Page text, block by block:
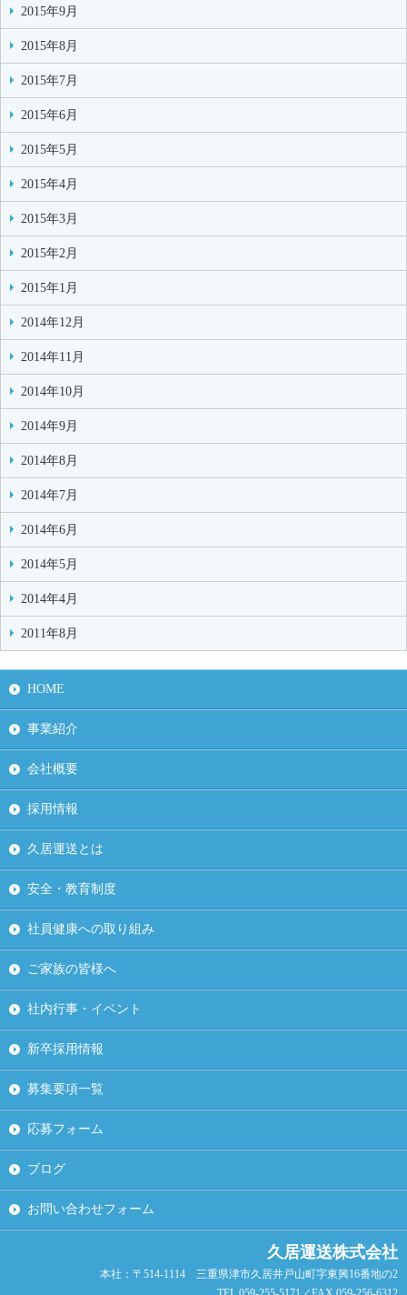
2015年9月
2015年8月
2015年7月
2015年6月
2015年5月
2015年4月
2015年3月
2015年2月
2015年1月
2014年12月
2014年11月
2014年10月
2014年9月
2014年8月
2014年7月
2014年6月
2014年5月
2014年4月
2011年8月
HOME
事業紹介
会社概要
採用情報
久居運送とは
安全・教育制度
社員健康への取り組み
ご家族の皆様へ
社内行事・イベント
新卒採用情報
募集要項一覧
応募フォーム
ブログ
お問い合わせフォーム
久居運送株式会社
本社：〒514-1114 三重県津市久居井戸山町字東興16番地の2